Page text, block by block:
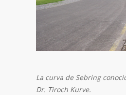
La curva de Sebring
Dr. Tiroch Kurve.